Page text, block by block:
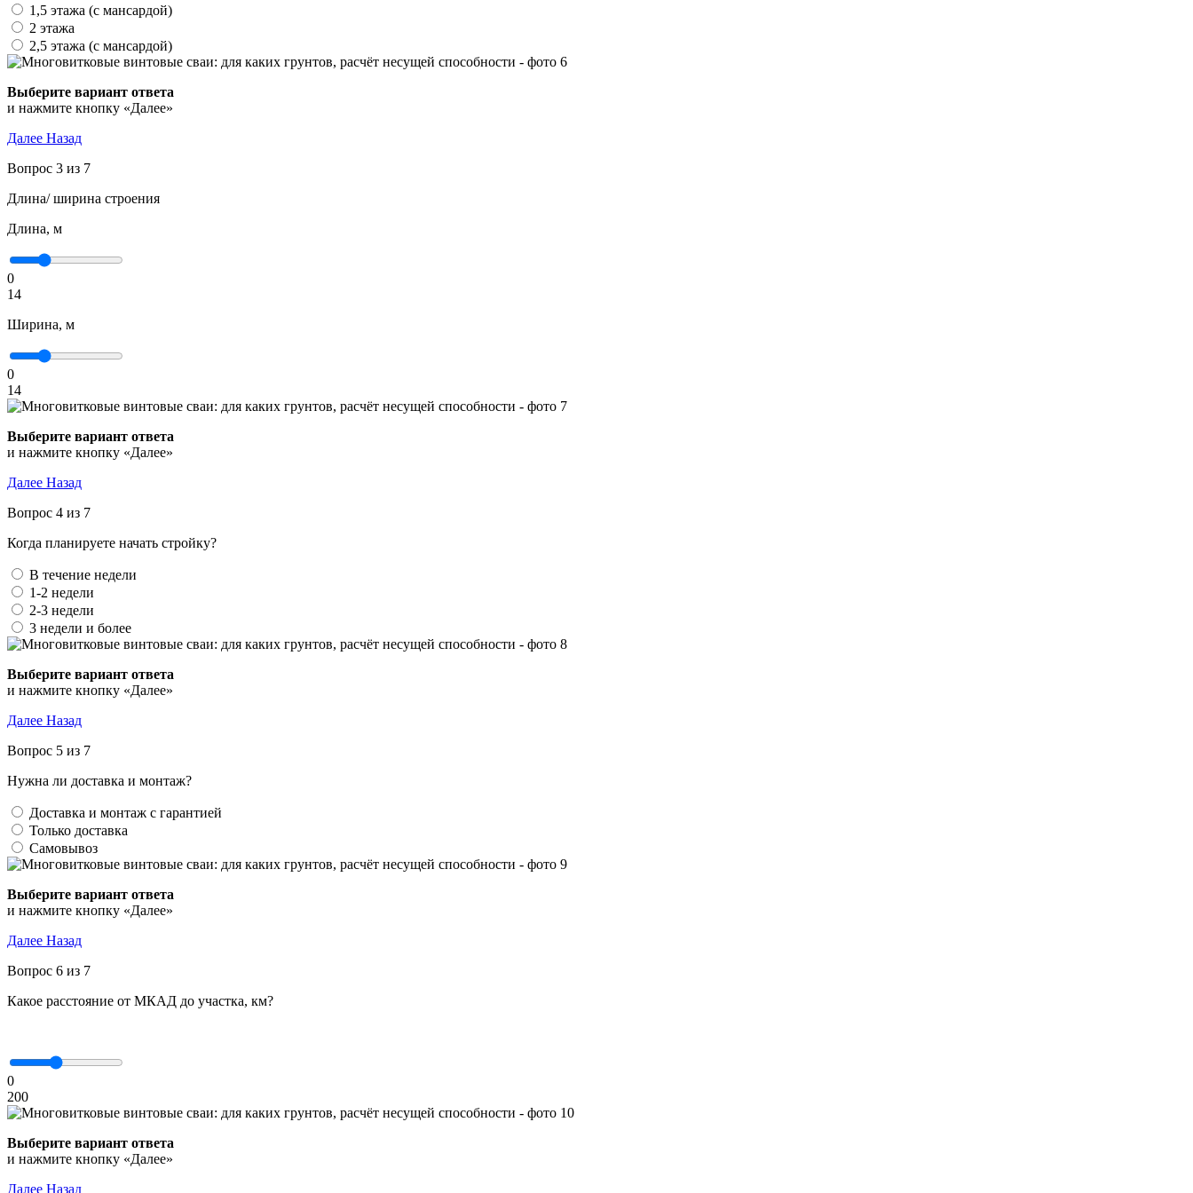
1,5 этажа (с мансардой)
2 этажа
2,5 этажа (с мансардой)
Выберите вариант ответа
и нажмите кнопку «Далее»
Далее Назад
Вопрос 3 из 7
Длина/ ширина строения
Длина, м
0
14
Ширина, м
0
14
Выберите вариант ответа
и нажмите кнопку «Далее»
Далее Назад
Вопрос 4 из 7
Когда планируете начать стройку?
В течение недели
1-2 недели
2-3 недели
3 недели и более
Выберите вариант ответа
и нажмите кнопку «Далее»
Далее Назад
Вопрос 5 из 7
Нужна ли доставка и монтаж?
Доставка и монтаж с гарантией
Только доставка
Самовывоз
Выберите вариант ответа
и нажмите кнопку «Далее»
Далее Назад
Вопрос 6 из 7
Какое расстояние от МКАД до участка, км?
0
200
Выберите вариант ответа
и нажмите кнопку «Далее»
Далее Назад